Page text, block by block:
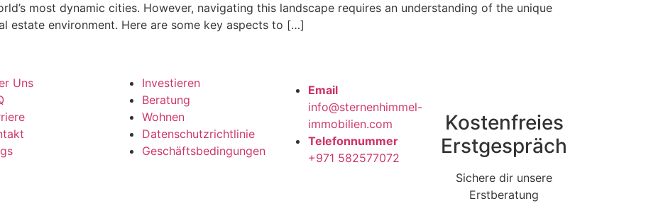
most dynamic cities. However, navigating this landscape requires an understanding of the unique
estate environment. Here are some key aspects to […]
Uns
Investieren
Beratung
Wohnen
Datenschutzrichtlinie
Geschäftsbedingungen
Email
info@sternenhimmel-
immobilien.com
Telefonnummer
+971 582577072
Kostenfreies
Erstgespräch
Sichere dir unsere
Erstberatung